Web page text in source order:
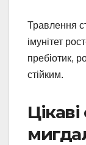
Травлення
імунітет
пребіотик,
стійким.